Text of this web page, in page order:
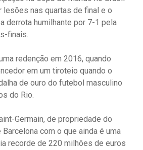
nas quartas de final e o
derrota humilhante por 7-1 pela
finais.
redenção em 2016, quando
em um tiroteio quando o
de ouro do futebol masculino
do Rio.
Germain, de propriedade do
Barcelona com o que ainda é uma
recorde de 220 milhões de euros